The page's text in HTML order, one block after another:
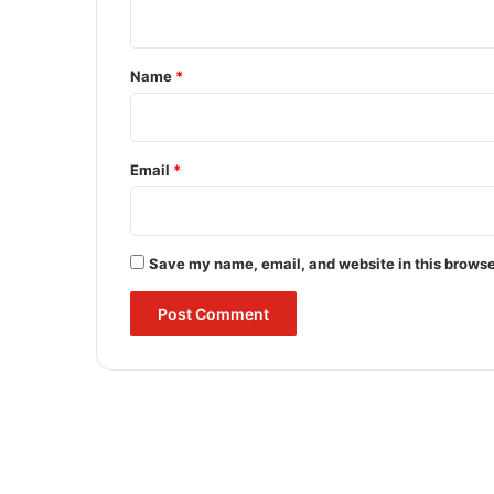
*
Name *
Email *
Save my name, email, and website in this